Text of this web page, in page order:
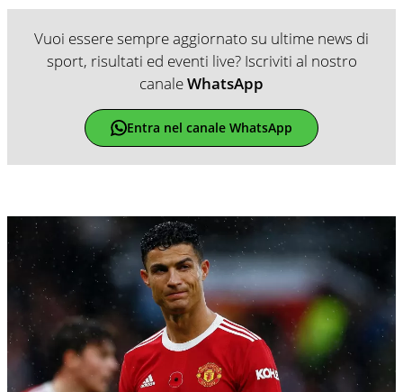
Vuoi essere sempre aggiornato su ultime news di
sport, risultati ed eventi live? Iscriviti al nostro
canaleWhatsApp
Entra nel canale WhatsApp